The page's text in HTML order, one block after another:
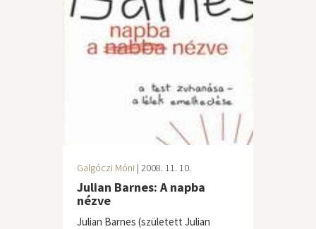
Galgóczi Móni | 2008. 11. 10.
Julian Barnes: A napba
nézve
Julian Barnes (született Julian